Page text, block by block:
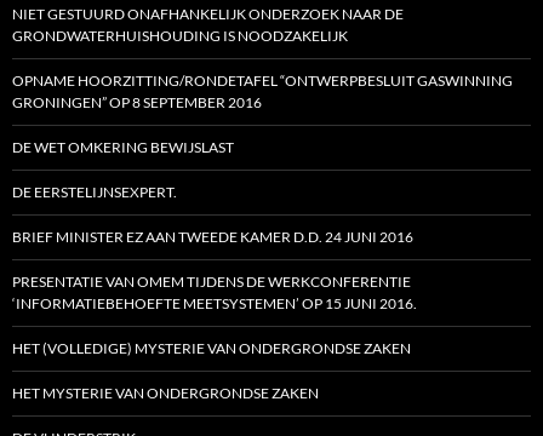
NIET GESTUURD ONAFHANKELIJK ONDERZOEK NAAR DE
GRONDWATERHUISHOUDING IS NOODZAKELIJK
OPNAME HOORZITTING/RONDETAFEL “ONTWERPBESLUIT GASWINNING
GRONINGEN” OP 8 SEPTEMBER 2016
DE WET OMKERING BEWIJSLAST
DE EERSTELIJNSEXPERT.
BRIEF MINISTER EZ AAN TWEEDE KAMER D.D. 24 JUNI 2016
PRESENTATIE VAN OMEM TIJDENS DE WERKCONFERENTIE
‘INFORMATIEBEHOEFTE MEETSYSTEMEN’ OP 15 JUNI 2016.
HET (VOLLEDIGE) MYSTERIE VAN ONDERGRONDSE ZAKEN
HET MYSTERIE VAN ONDERGRONDSE ZAKEN